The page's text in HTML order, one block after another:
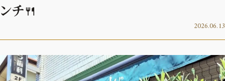
2026年9月号
最新号試し読み
ンチ🍴
2026.06.13